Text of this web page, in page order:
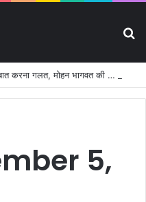
SC/ST के आरक्षण में क्रिमी लेयर की बात करना गलत, मोहन भागवत की सोच जातिवादी : मायावती।
5,